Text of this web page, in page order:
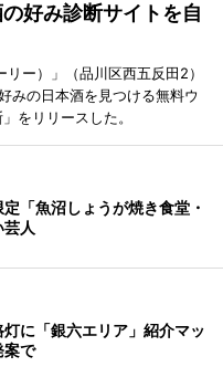
好み診断サイトを自
ー）」（品川区西五反田2）
みの日本酒を見つける無料ウ
をリリースした。
「魚沼しょうが焼き食堂・
人
に「銀六エリア」紹介マッ
で